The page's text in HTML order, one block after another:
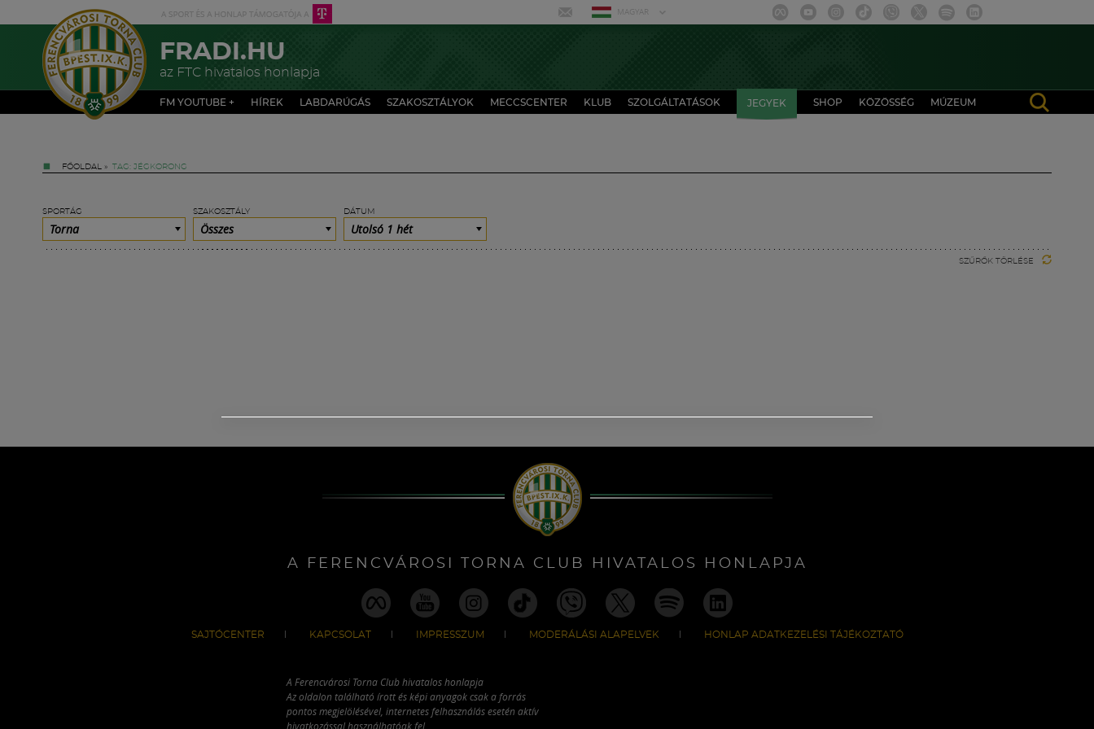
MAGYAR
FRADI.HU
az FTC hivatalos honlapja
FM YOUTUBE + HÍREK LABDARÚGÁS SZAKOSZTÁLYOK MECCSCENTER KLUB SZOLGÁLTATÁSOK JEGYEK SHOP KÖZÖSSÉG MÚZEUM
FŐOLDAL » TAG: JÉGKORONG
SPORTÁG
Torna
SZAKOSZTÁLY
Összes
DÁTUM
Utolsó 1 hét
SZŰRŐK TÖRLÉSE
A FERENCVÁROSI TORNA CLUB HIVATALOS HONLAPJA
SAJTÓCENTER KAPCSOLAT IMPRESSZUM MODERÁLÁSI ALAPELVEK HONLAP ADATKEZELÉSI TÁJÉKOZTATÓ
A Ferencvárosi Torna Club hivatalos honlapja
Az oldalon található írott és képi anyagok csak a forrás
pontos megjelölésével, internetes felhasználás esetén aktív
hivatkozással használhatóak fel.